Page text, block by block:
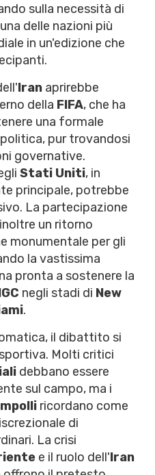
sulla necessità di
delle nazioni più
in un'edizione che
Iran aprirebbe
della FIFA, che ha
una formale
pur trovandosi
governative.
Stati Uniti, in
principale, potrebbe
La partecipazione
un ritorno
monumentale per gli
la vastissima
pronta a sostenere la
negli stadi di New
.
il dibattito si
Molti critici
debbano essere
sul campo, ma i
ricordano come
di
La crisi
e il ruolo dell'Iran